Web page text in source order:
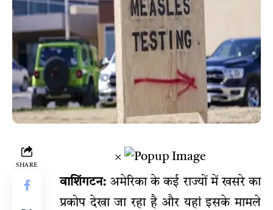
SHARE
×
वाशिंगटन: अमेरिका के कई राज्यों में खसरे का
प्रकोप देखा जा रहा है और यहां इसके मामले